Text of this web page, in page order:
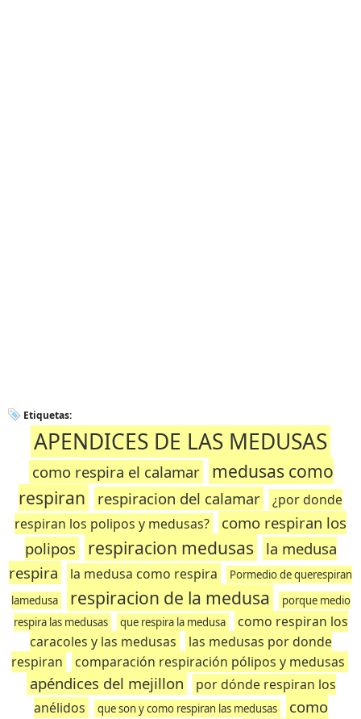
Etiquetas:
APENDICES DE LAS MEDUSAS
como respira el calamar
medusas como
respiran
respiracion del calamar
¿por donde
respiran los polipos y medusas?
como respiran los
polipos
respiracion medusas
la medusa
respira
la medusa como respira
Pormedio de querespiran
lamedusa
respiracion de la medusa
porque medio
respira las medusas
que respira la medusa
como respiran los
caracoles y las medusas
las medusas por donde
respiran
comparación respiración pólipos y medusas
apéndices del mejillon
por dónde respiran los
anélidos
que son y como respiran las medusas
como